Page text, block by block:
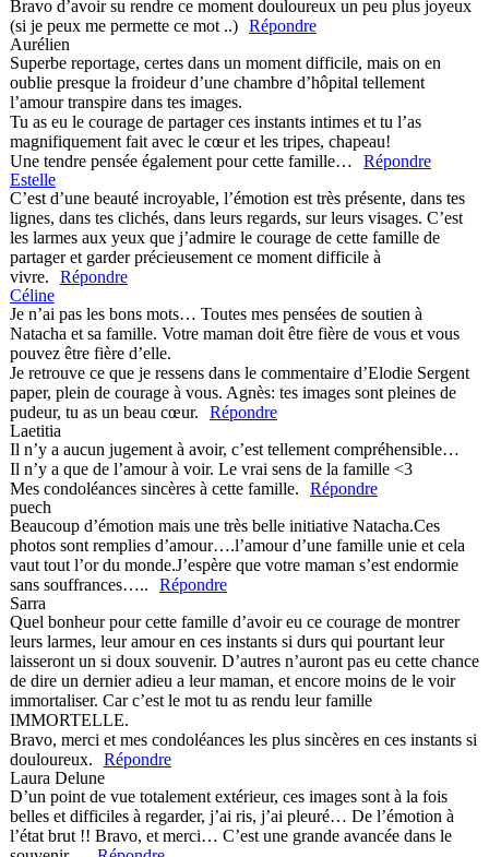
Bravo d’avoir su rendre ce moment douloureux un peu plus joyeux
(si je peux me permette ce mot ..) Répondre
Aurélien
Superbe reportage, certes dans un moment difficile, mais on en
oublie presque la froideur d’une chambre d’hôpital tellement
l’amour transpire dans tes images.
Tu as eu le courage de partager ces instants intimes et tu l’as
magnifiquement fait avec le cœur et les tripes, chapeau!
Une tendre pensée également pour cette famille…
Répondre
Estelle
C’est d’une beauté incroyable, l’émotion est très présente, dans tes
lignes, dans tes clichés, dans leurs regards, sur leurs visages. C’est
les larmes aux yeux que j’admire le courage de cette famille de
partager et garder précieusement ce moment difficile à
vivre.
Répondre
Céline
Je n’ai pas les bons mots… Toutes mes pensées de soutien à
Natacha et sa famille. Votre maman doit être fière de vous et vous
pouvez être fière d’elle.
Je retrouve ce que je ressens dans le commentaire d’Elodie Sergent
paper, plein de courage à vous. Agnès: tes images sont pleines de
pudeur, tu as un beau cœur.
Répondre
Laetitia
Il n’y a aucun jugement à avoir, c’est tellement compréhensible…
Il n’y a que de l’amour à voir. Le vrai sens de la famille <3
Mes condoléances sincères à cette famille.
Répondre
puech
Beaucoup d’émotion mais une très belle initiative Natacha.Ces
photos sont remplies d’amour….l’amour d’une famille unie et cela
vaut tout l’or du monde.J’espère que votre maman s’est endormie
sans souffrances…..
Répondre
Sarra
Quel bonheur pour cette famille d’avoir eu ce courage de montrer
leurs larmes, leur amour en ces instants si durs qui pourtant leur
laisseront un si doux souvenir. D’autres n’auront pas eu cette chance
de dire un dernier adieu a leur maman, et encore moins de le voir
immortaliser. Car c’est le mot tu as rendu leur famille
IMMORTELLE.
Bravo, merci et mes condoléances les plus sincères en ces instants si
douloureux.
Répondre
Laura Delune
D’un point de vue totalement extérieur, ces images sont à la fois
belles et difficiles à regarder, j’ai ris, j’ai pleuré… De l’émotion à
l’état brut !! Bravo, et merci… C’est une grande avancée dans le